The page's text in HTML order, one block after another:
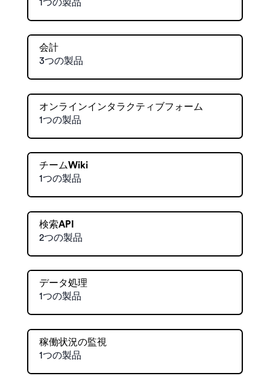
1つの製品
会計
3つの製品
オンラインインタラクティブフォーム
1つの製品
チームWiki
1つの製品
検索API
2つの製品
データ処理
1つの製品
稼働状況の監視
1つの製品